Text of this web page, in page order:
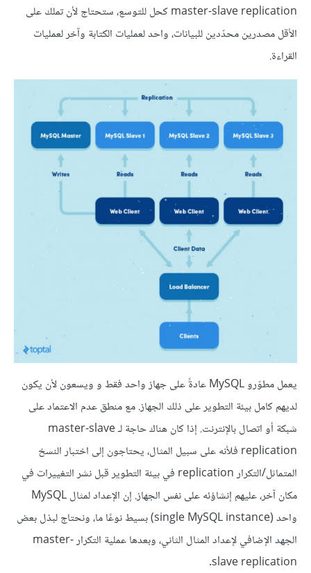
master-slave replication كحل للتوسع، ستحتاج لأن تملك على
الأقل مصدرين محدّدين للبيانات، واحد لعمليات الكتابة وآخر لعمليات
القراءة.
يعمل مطوّرو MySQL عادةً على جهاز واحد فقط و ويسعون لأن يكون
لديهم كامل بيئة التطوير على ذلك الجهاز. مع منطق عدم الاعتماد على
شبكة أو اتصال بالإنترنت. إذا كان هناك حاجة لـ master-slave
replication فلأنه على سبيل المثال، يحتاجون إلى اختبار النسخ
المتماثل/التكرار replication في بيئة التطوير قبل نشر التغييرات في
مكان آخر، عليهم إنشاؤئه على نفس الجهاز. إن الإعداد لمثال MySQL
واحد (single MySQL instance) بسيط نوعًا ما، ونحتاج لبذل بعض
الجهد الإضافي لإعداد المثال الثاني، وبعدها عملية التكرار master-
slave replication.